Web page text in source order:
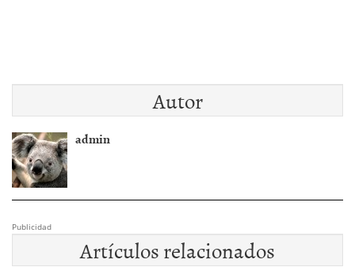
Autor
admin
Publicidad
Artículos relacionados